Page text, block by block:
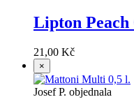
Lipton Peach
21,00 Kč
×
Josef P. objednala